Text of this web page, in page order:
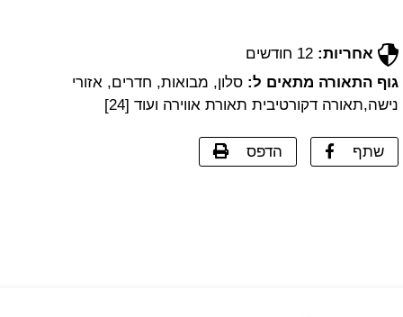
אחריות:
גוף התאורה מתאים ל: סלון, מבואות, חדרים, אזורי
נישה,תאורה דקורטיבית תאורת אווירה ועוד [24]
שתף הדפס